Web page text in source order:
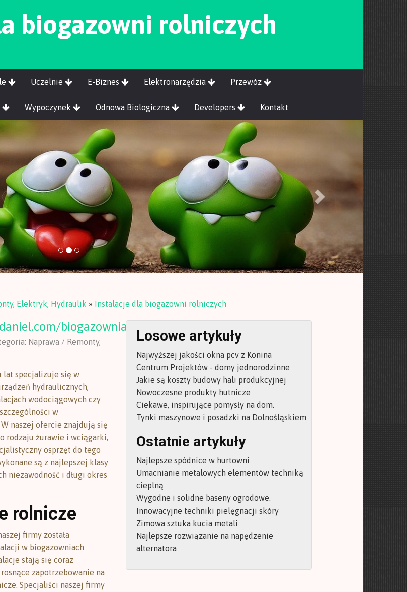
biogazowni rolniczych
Uczelnie E-Biznes Elektronarzędzia Przewóz
Wypoczynek Odnowa Biologiczna Developers Kontakt
Elektryk, Hydraulik » Instalacje dla biogazowni rolniczych
biogazownia/
Naprawa / Remonty,
lat specjalizuje się w
hydraulicznych,
wodociągowych czy
w
naszej ofercie znajdują się
rodzaju żurawie i wciągarki,
osprzęt do tego
są z najlepszej klasy
niezawodność i długi okres
rolnicze
firmy została
w biogazowniach
stają się coraz
zapotrzebowanie na
Specjaliści naszej firmy
Losowe artykuły
Najwyższej jakości okna pcv z Konina
Centrum Projektów - domy jednorodzinne
Jakie są koszty budowy hali produkcyjnej
Nowoczesne produkty hutnicze
Ciekawe, inspirujące pomysły na dom.
Tynki maszynowe i posadzki na Dolnośląskiem
Ostatnie artykuły
Najlepsze spódnice w hurtowni
Umacnianie metalowych elementów techniką
cieplną
Wygodne i solidne baseny ogrodowe.
Innowacyjne techniki pielęgnacji skóry
Zimowa sztuka kucia metali
Najlepsze rozwiązanie na napędzenie
alternatora